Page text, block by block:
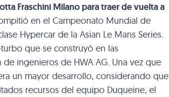
Fraschini Milano para traer de vuelta a
en el Campeonato Mundial de
Hypercar de la Asian Le Mans Series.
que se construyó en las
ingenieros de HWA AG. Una vez que
un mayor desarrollo, considerando que
recursos del equipo Duqueine, el